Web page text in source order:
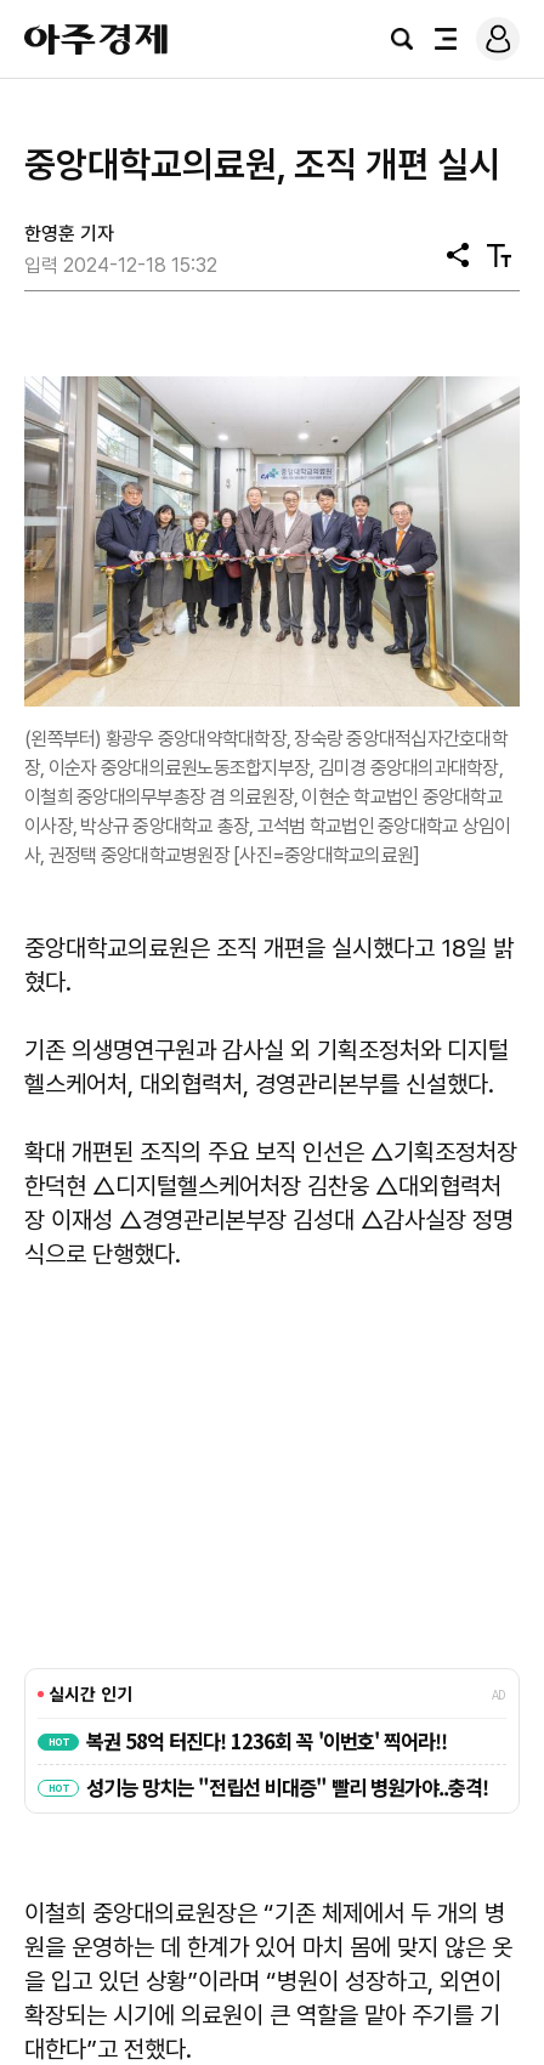
아
주
경
검
전
로
그
중앙대학교의료원, 조직 개편 실시
한영훈 기자
입력 2024-12-18 15:32
공
유
텍
스
(왼쪽부터) 황광우 중앙대약학대학장, 장숙랑 중앙대적십자간호대학
장, 이순자 중앙대의료원노동조합지부장, 김미경 중앙대의과대학장,
이철희 중앙대의무부총장 겸 의료원장, 이현순 학교법인 중앙대학교
이사장, 박상규 중앙대학교 총장, 고석범 학교법인 중앙대학교 상임이
사, 권정택 중앙대학교병원장 [사진=중앙대학교의료원]
중앙대학교의료원은 조직 개편을 실시했다고 18일 밝
혔다.
기존 의생명연구원과 감사실 외 기획조정처와 디지털
헬스케어처, 대외협력처, 경영관리본부를 신설했다.
확대 개편된 조직의 주요 보직 인선은 △기획조정처장
한덕현 △디지털헬스케어처장 김찬웅 △대외협력처
장 이재성 △경영관리본부장 김성대 △감사실장 정명
식으로 단행했다.
이철희 중앙대의료원장은 “기존 체제에서 두 개의 병
원을 운영하는 데 한계가 있어 마치 몸에 맞지 않은 옷
을 입고 있던 상황”이라며 “병원이 성장하고, 외연이
확장되는 시기에 의료원이 큰 역할을 맡아 주기를 기
대한다”고 전했다.